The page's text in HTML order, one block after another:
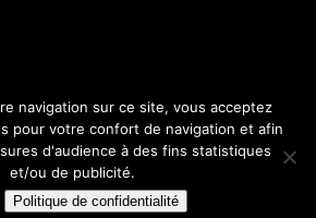
2019–MENTIONS LÉGALES–POLITIQUE DE
–PLAN DE SITE
navigation sur ce site, vous acceptez
pour votre confort de navigation et afin
d'audience à des fins statistiques
et/ou de publicité.
Politique de confidentialité